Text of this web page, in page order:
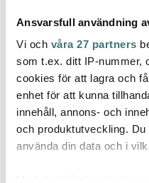
Ansvarsfull användning
Vi och våra 27 partners
som t.ex. ditt IP-nummer,
cookies för att lagra och
enhet för att kunna
innehåll, annons- och
och produktutveckling.
använda din data och i
Bodum
Pour Over Bryggare
med filter 4 koppar 0,5
L Kork
353 kr 589 kr
Få i lager